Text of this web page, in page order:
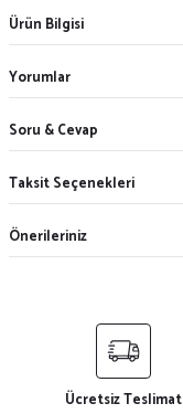
Ürün Bilgisi
Yorumlar
Soru & Cevap
Taksit Seçenekleri
Önerileriniz
Ücretsiz Teslimat